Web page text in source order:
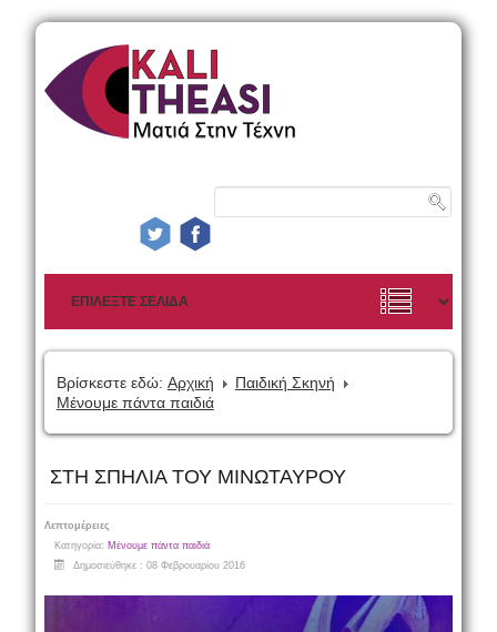
Βρίσκεστε εδώ: Αρχική
Παιδική Σκηνή
Μένουμε πάντα παιδιά
ΣΤΗ ΣΠΗΛΙΑ ΤΟΥ ΜΙΝΩΤΑΥΡΟΥ
Λεπτομέρειες
Κατηγορία: Μένουμε πάντα παιδιά
Δημοσιεύθηκε : 08 Φεβρουαρίου 2016